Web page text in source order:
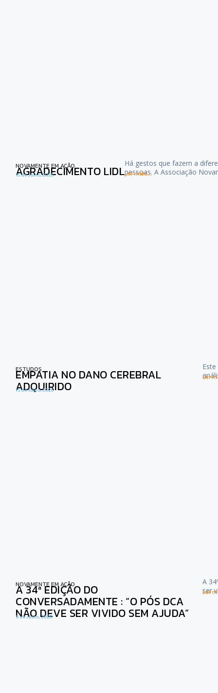
NOVAMENTE EM AÇÃO
AGRADECIMENTO LIDL
15 de Julho, 2026
Há gestos que fazem a
pessoas. A Associação
Ler mais...
ESTUDOS
EMPATIA NO DANO CEREBRAL
ADQUIRIDO
15 de Julho, 2026
Ler
NOVAMENTE EM AÇÃO
A 34ª EDIÇÃO DO
CONVERSADAMENTE : “O PÓS DCA
NÃO DEVE SER VIVIDO SEM AJUDA”
6 de Julho, 2026
A
ser
Ler